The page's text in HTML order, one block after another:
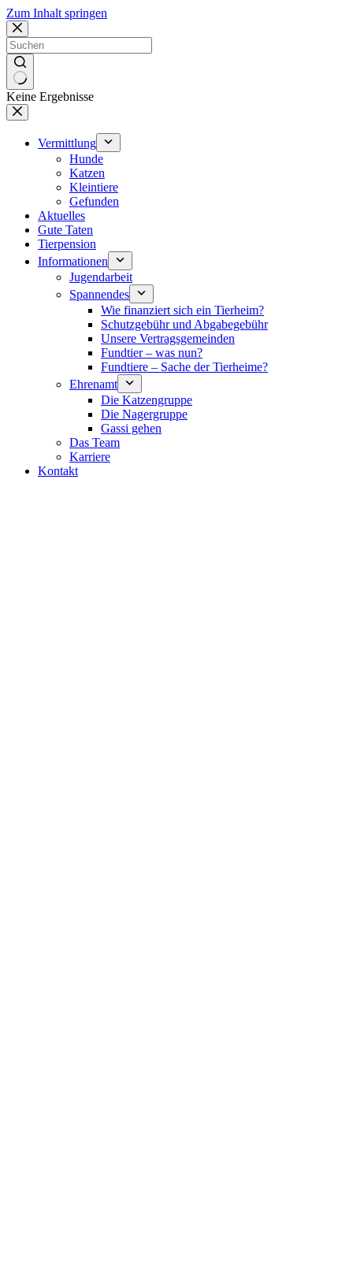
Zum Inhalt springen
Keine Ergebnisse
Vermittlung
Hunde
Katzen
Kleintiere
Gefunden
Aktuelles
Gute Taten
Tierpension
Informationen
Jugendarbeit
Spannendes
Wie finanziert sich ein Tierheim?
Schutzgebühr und Abgabegebühr
Unsere Vertragsgemeinden
Fundtier – was nun?
Fundtiere – Sache der Tierheime?
Ehrenamt
Die Katzengruppe
Die Nagergruppe
Gassi gehen
Das Team
Karriere
Kontakt